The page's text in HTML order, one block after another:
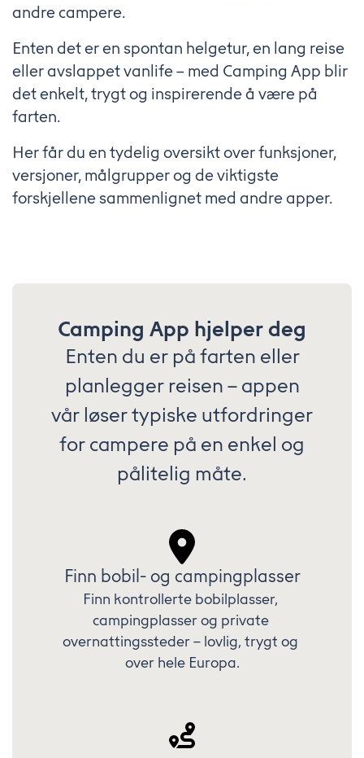
andre campere.
Enten det er en spontan helgetur, en lang reise
eller avslappet vanlife – med Camping App blir
det enkelt, trygt og inspirerende å være på
farten.
Her får du en tydelig oversikt over funksjoner,
versjoner, målgrupper og de viktigste
forskjellene sammenlignet med andre apper.
Camping App hjelper deg
Enten du er på farten eller
planlegger reisen – appen
vår løser typiske utfordringer
for campere på en enkel og
pålitelig måte.
Finn bobil- og campingplasser
Finn kontrollerte bobilplasser,
campingplasser og private
overnattingssteder – lovlig, trygt og
over hele Europa.